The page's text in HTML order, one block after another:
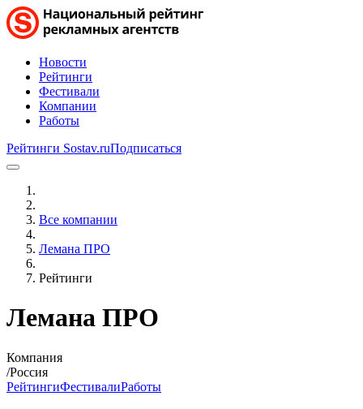
Новости
Рейтинги
Фестивали
Компании
Работы
Рейтинги Sostav.ruПодписаться
Все компании
Лемана ПРО
Рейтинги
Лемана ПРО
Компания
/Россия
РейтингиФестивалиРаботы